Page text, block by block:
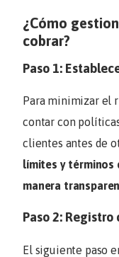
¿Cómo
cobrar?
Paso 1:
Para minimizar el
contar con
clientes antes de
límites y términos
manera
Paso 2:
El siguiente paso